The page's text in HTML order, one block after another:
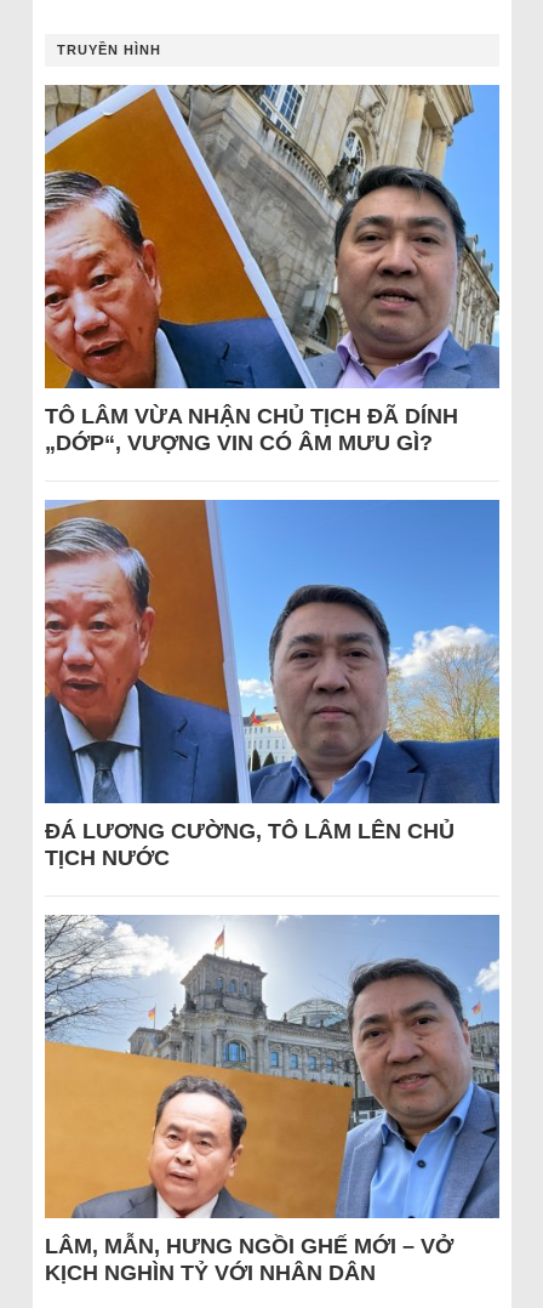
TRUYỀN HÌNH
TÔ LÂM VỪA NHẬN CHỦ TỊCH ĐÃ DÍNH
„DỚP“, VƯỢNG VIN CÓ ÂM MƯU GÌ?
ĐÁ LƯƠNG CƯỜNG, TÔ LÂM LÊN CHỦ
TỊCH NƯỚC
LÂM, MẪN, HƯNG NGỒI GHẾ MỚI – VỞ
KỊCH NGHÌN TỶ VỚI NHÂN DÂN